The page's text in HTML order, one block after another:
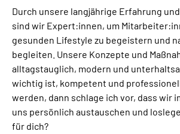
Durch unsere langjährige Erfahrung
sind wir Expert:innen, um
gesunden Lifestyle zu begeistern und
begleiten. Unsere Konzepte und
alltagstauglich, modern und
wichtig ist, kompetent und
werden, dann schlage ich vor, dass wir
uns persönlich austauschen und
für dich?